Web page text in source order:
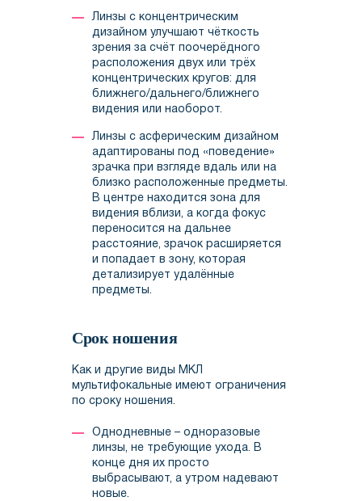
Линзы с концентрическим
дизайном улучшают чёткость
зрения за счёт поочерёдного
расположения двух или трёх
концентрических кругов: для
ближнего/дальнего/ближнего
видения или наоборот.
Линзы с асферическим дизайном
адаптированы под «поведение»
зрачка при взгляде вдаль или на
близко расположенные предметы.
В центре находится зона для
видения вблизи, а когда фокус
переносится на дальнее
расстояние, зрачок расширяется
и попадает в зону, которая
детализирует удалённые
предметы.
Срок ношения
Как и другие виды МКЛ
мультифокальные имеют ограничения
по сроку ношения.
Однодневные – одноразовые
линзы, не требующие ухода. В
конце дня их просто
выбрасывают, а утром надевают
новые.